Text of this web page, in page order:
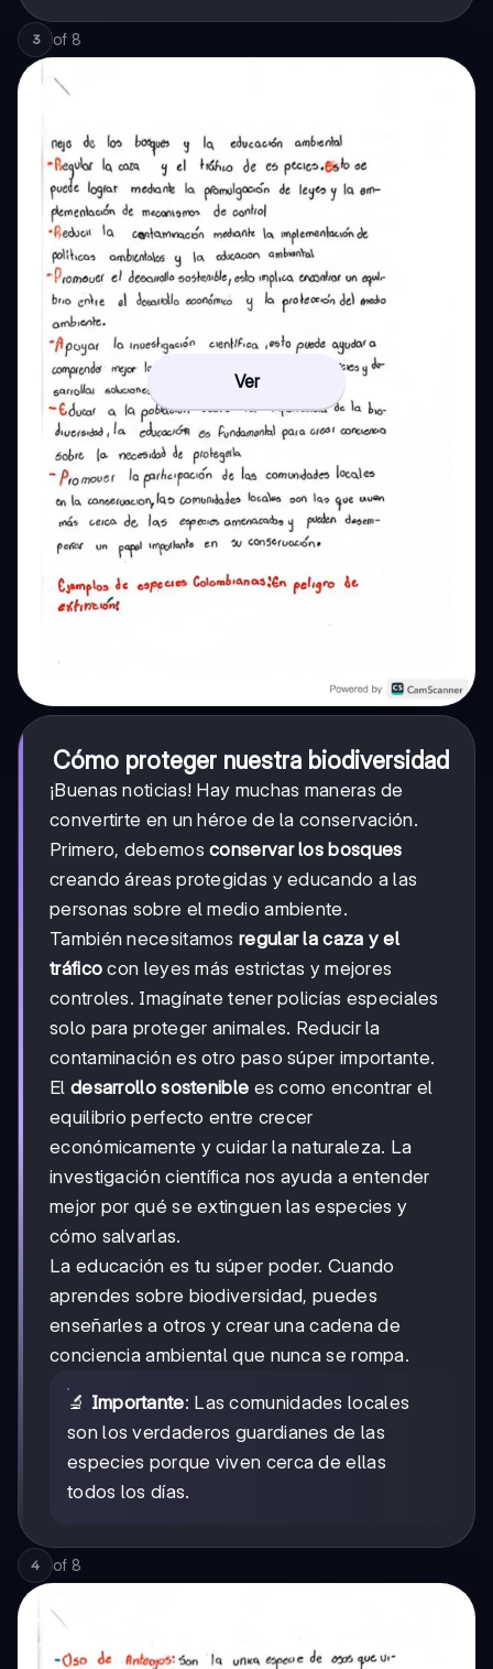
3 of 8
Ver
Cómo proteger nuestra biodiversidad
¡Buenas noticias! Hay muchas maneras de
convertirte en un héroe de la conservación.
Primero, debemosconservar los bosques
creando áreas protegidas y educando a las
personas sobre el medio ambiente.
También necesitamos regular la caza y el
tráfico con leyes más estrictas y mejores
controles. Imagínate tener policías especiales
solo para proteger animales. Reducir la
contaminación es otro paso súper importante.
El desarrollo sostenible es como encontrar el
equilibrio perfecto entre crecer
económicamente y cuidar la naturaleza. La
investigación científica nos ayuda a entender
mejor por qué se extinguen las especies y
cómo salvarlas.
La educación es tu súper poder. Cuando
aprendes sobre biodiversidad, puedes
enseñarles a otros y crear una cadena de
conciencia ambiental que nunca se rompa.
🔬 Importante: Las comunidades locales
son los verdaderos guardianes de las
especies porque viven cerca de ellas
todos los días.
4 of 8